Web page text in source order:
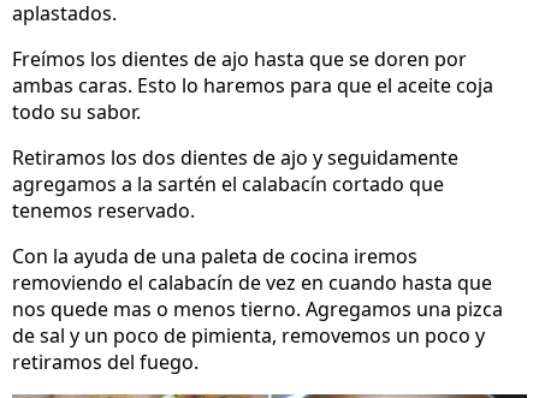
aplastados.
Freímos los dientes de ajo hasta que se doren por
ambas caras. Esto lo haremos para que el aceite coja
todo su sabor.
Retiramos los dos dientes de ajo y seguidamente
agregamos a la sartén el calabacín cortado que
tenemos reservado.
Con la ayuda de una paleta de cocina iremos
removiendo el calabacín de vez en cuando hasta que
nos quede mas o menos tierno. Agregamos una pizca
de sal y un poco de pimienta, removemos un poco y
retiramos del fuego.